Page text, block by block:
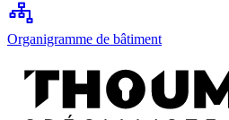
Organigramme de bâtiment